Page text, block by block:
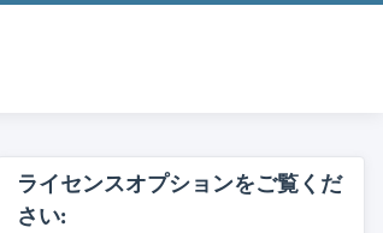
ライセンスオプションをご覧くだ
さい: